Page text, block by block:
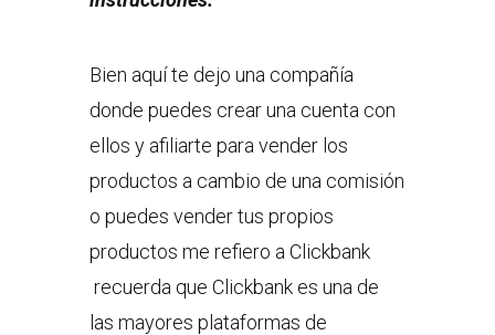
Bien aquí te dejo una compañía
donde puedes crear una cuenta con
ellos y afiliarte para vender los
productos a cambio de una comisión
o puedes vender tus propios
productos me refiero a Clickbank
recuerda que Clickbank es una de
las mayores plataformas de